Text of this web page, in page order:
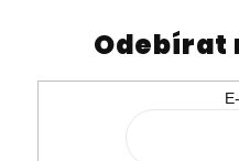
Odebírat